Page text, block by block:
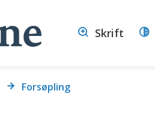
Volda
kommune
Skrift
Forsøpling